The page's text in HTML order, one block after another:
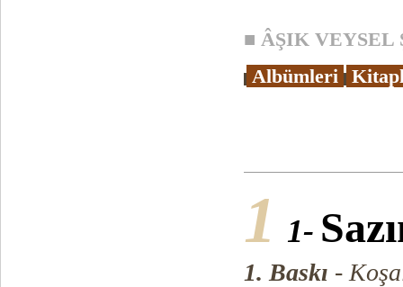
■ ÂŞIK VEYSEL
Albümleri
1 1-
1. Baskı -